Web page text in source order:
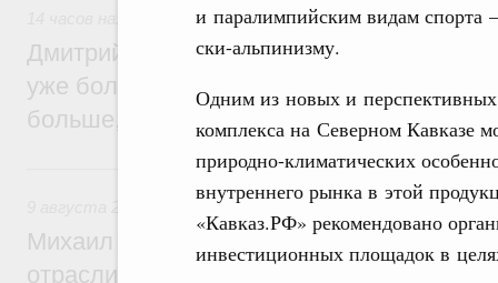
и паралимпийским видам спорта
ски-альпинизму.
Одним из новых и
комплекса на Северном Кавказе
природно-климатических
внутреннего рынка в этой
«Кавказ.РФ» рекомендовано
инвестиционных площадок в
Среднее профессиональное образование
Дмитрий Чернышенко: В колледжи и
уже более 3,2 млн заявлений –
больше, чем за аналогичный период
Вчера
Регулирование в сфере строительства
Михаил Мишустин поздравил
отрасли с профессиональным